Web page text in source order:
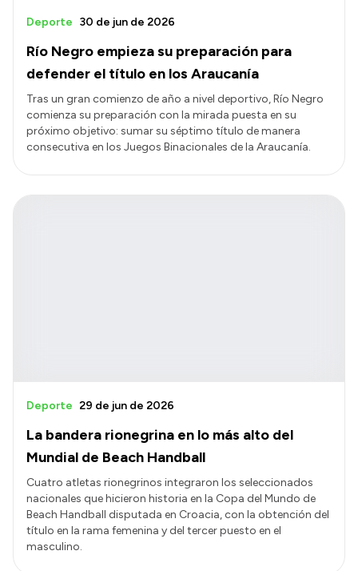
Río Negro empieza su preparación para
defender el título en los Araucanía
Deporte 30 de jun de 2026
Tras un gran comienzo de año a nivel deportivo, Río Negro
comienza su preparación con la mirada puesta en su
próximo objetivo: sumar su séptimo título de manera
consecutiva en los Juegos Binacionales de la Araucanía.
La bandera rionegrina en lo más alto del
Mundial de Beach Handball
Deporte 29 de jun de 2026
Cuatro atletas rionegrinos integraron los seleccionados
nacionales que hicieron historia en la Copa del Mundo de
Beach Handball disputada en Croacia, con la obtención del
título en la rama femenina y del tercer puesto en el
masculino.